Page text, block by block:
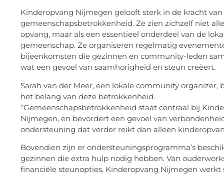
Kinderopvang Nijmegen gelooft sterk in de kracht van
gemeenschapsbetrokkenheid. Ze zien zichzelf niet
opvang, maar als een essentieel onderdeel van de
gemeenschap. Ze organiseren regelmatig
bijeenkomsten die gezinnen en community-leden
wat een gevoel van saamhorigheid en steun creëert.
Sarah van der Meer, een lokale community organizer,
het belang van deze betrokkenheid.
“Gemeenschapsbetrokkenheid staat centraal bij
Nijmegen, en bevordert een gevoel van
ondersteuning dat verder reikt dan alleen
Bovendien zijn er ondersteuningsprogramma’s
gezinnen die extra hulp nodig hebben. Van
financiële steunopties, Kinderopvang Nijmegen werkt